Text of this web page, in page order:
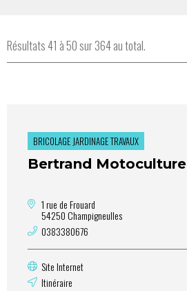
Résultats 41 à 50 sur 364 au total.
BRICOLAGE JARDINAGE TRAVAUX
Bertrand Motoculture
1 rue de Frouard
54250 Champigneulles
0383380676
Site Internet
Itinéraire